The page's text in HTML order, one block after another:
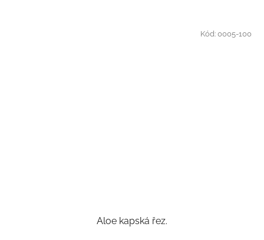
Aloe kapská řez.
Kód:0005-100